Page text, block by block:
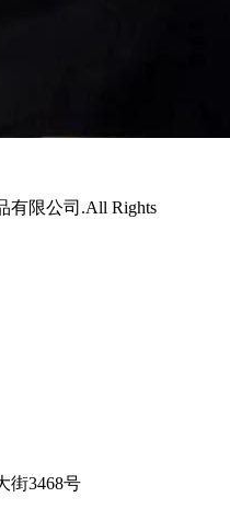
有限公司.All Rights
街3468号